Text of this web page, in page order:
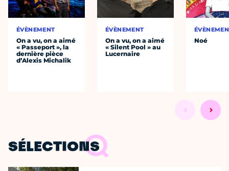
ÉVÈNEMENT
On a vu, on a aimé
« Passeport », la
dernière pièce
d’Alexis Michalik
ÉVÈNEMENT
On a vu, on a aimé
« Silent Pool » au
Lucernaire
Noé
SÉLECTIONS